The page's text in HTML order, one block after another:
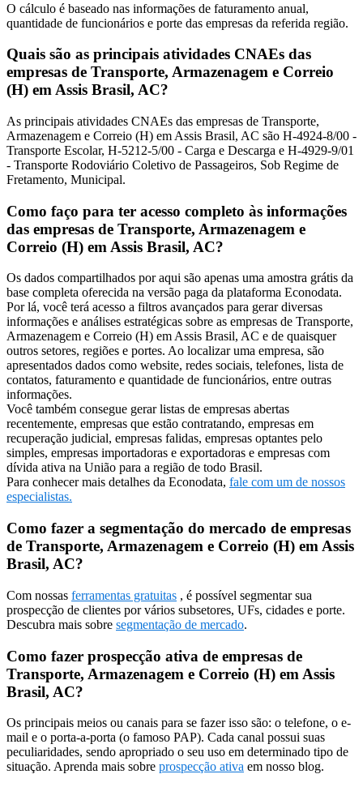
O cálculo é baseado nas informações de faturamento anual,
quantidade de funcionários e porte das empresas da referida região.
Quais são as principais atividades CNAEs das
empresas de Transporte, Armazenagem e Correio
(H) em Assis Brasil, AC?
As principais atividades CNAEs das empresas de Transporte,
Armazenagem e Correio (H) em Assis Brasil, AC são H-4924-8/00 -
Transporte Escolar, H-5212-5/00 - Carga e Descarga e H-4929-9/01
- Transporte Rodoviário Coletivo de Passageiros, Sob Regime de
Fretamento, Municipal.
Como faço para ter acesso completo às informações
das empresas de Transporte, Armazenagem e
Correio (H) em Assis Brasil, AC?
Os dados compartilhados por aqui são apenas uma amostra grátis da
base completa oferecida na versão paga da plataforma Econodata.
Por lá, você terá acesso a filtros avançados para gerar diversas
informações e análises estratégicas sobre as empresas de Transporte,
Armazenagem e Correio (H) em Assis Brasil, AC e de quaisquer
outros setores, regiões e portes. Ao localizar uma empresa, são
apresentados dados como website, redes sociais, telefones, lista de
contatos, faturamento e quantidade de funcionários, entre outras
informações.
Você também consegue gerar listas de empresas abertas
recentemente, empresas que estão contratando, empresas em
recuperação judicial, empresas falidas, empresas optantes pelo
simples, empresas importadoras e exportadoras e empresas com
dívida ativa na União para a região de todo Brasil.
Para conhecer mais detalhes da Econodata, fale com um de nossos
especialistas.
Como fazer a segmentação do mercado de empresas
de Transporte, Armazenagem e Correio (H) em Assis
Brasil, AC?
Com nossas ferramentas gratuitas , é possível segmentar sua
prospecção de clientes por vários subsetores, UFs, cidades e porte.
Descubra mais sobre segmentação de mercado.
Como fazer prospecção ativa de empresas de
Transporte, Armazenagem e Correio (H) em Assis
Brasil, AC?
Os principais meios ou canais para se fazer isso são: o telefone, o e-
mail e o porta-a-porta (o famoso PAP). Cada canal possui suas
peculiaridades, sendo apropriado o seu uso em determinado tipo de
situação. Aprenda mais sobre prospecção ativa em nosso blog.